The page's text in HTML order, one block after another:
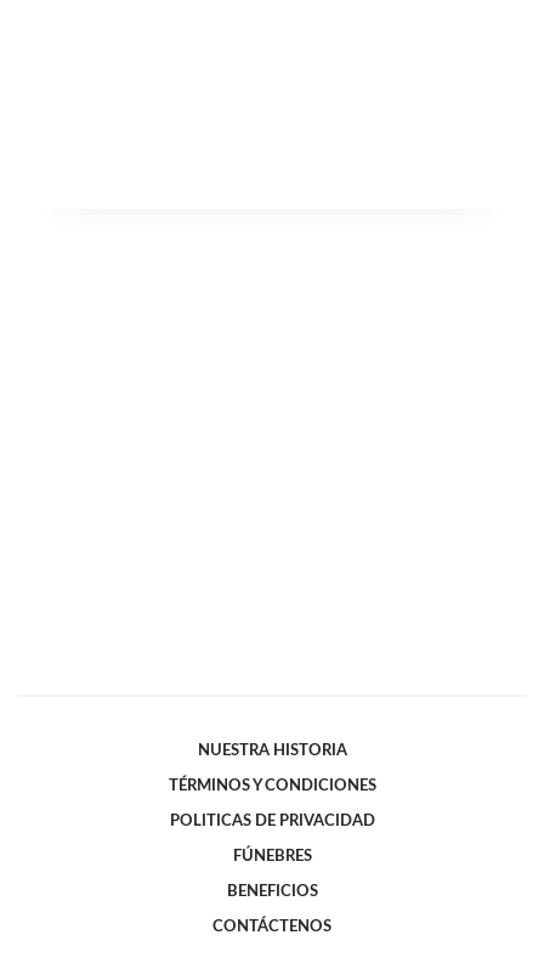
NUESTRA HISTORIA
TÉRMINOS Y CONDICIONES
POLITICAS DE PRIVACIDAD
FÚNEBRES
BENEFICIOS
CONTÁCTENOS